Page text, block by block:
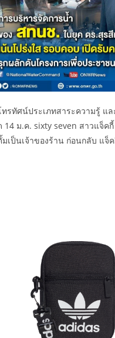
รทัศน์ประเภทสาระความรู้
ม.ค. sixty seven สาวแจ็ค
เป็นเจ้าของร้าน ก่อนกลับ แ